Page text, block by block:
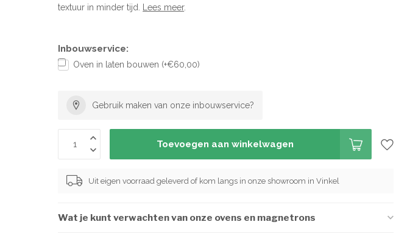
textuur in minder tijd.
Lees meer.
Inbouwservice:
Oven in laten bouwen (+€60,00)
Gebruik maken van onze inbouwservice?
Toevoegen aan winkelwagen
Uit eigen voorraad geleverd of kom langs in onze showroom in Vinkel
Wat je kunt verwachten van onze ovens en magnetrons